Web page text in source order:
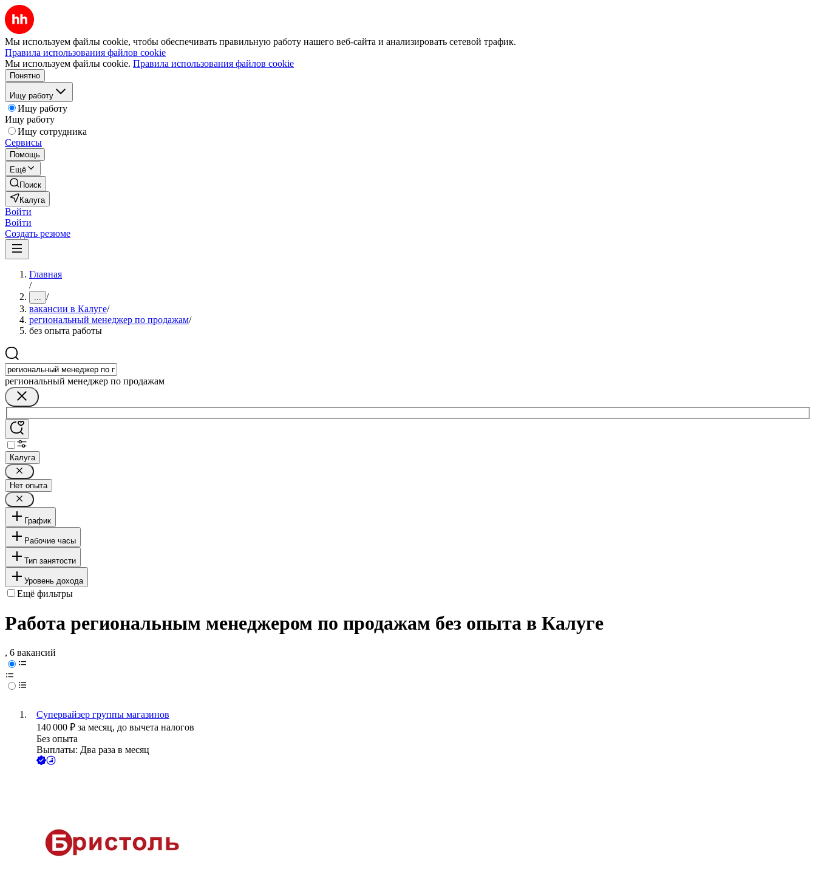
Мы используем файлы cookie, чтобы обеспечивать правильную работу нашего веб-сайта и анализировать сетевой трафик.
Правила использования файлов cookie
Мы используем файлы cookie. Правила использования файлов cookie
Понятно
Ищу работу
Ищу работу
Ищу работу
Ищу сотрудника
Сервисы
Помощь
Ещё
Поиск
Калуга
Войти
Войти
Создать резюме
Главная
/
... /
вакансии в Калуге/
региональный менеджер по продажам/
без опыта работы
региональный менеджер по продажам
Калуга
Нет опыта
График
Рабочие часы
Тип занятости
Уровень дохода
Ещё фильтры
Работа региональным менеджером по продажам без опыта в Калуге
, 6 вакансий
Супервайзер группы магазинов
140 000 ₽ за месяц, до вычета налогов
Без опыта
Выплаты: Два раза в месяц